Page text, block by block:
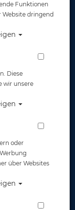
Funktionen
dringend
Diese
wir unsere
oder
über Websites